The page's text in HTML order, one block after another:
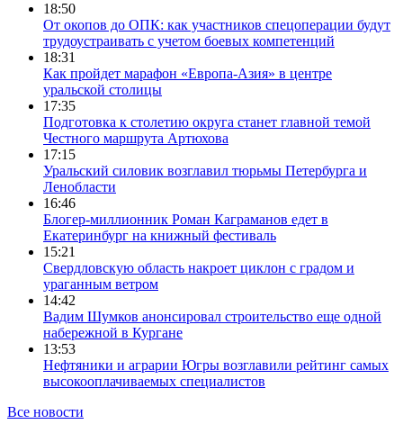
18:50
От окопов до ОПК: как участников спецоперации будут
трудоустраивать с учетом боевых компетенций
18:31
Как пройдет марафон «Европа-Азия» в центре
уральской столицы
17:35
Подготовка к столетию округа станет главной темой
Честного маршрута Артюхова
17:15
Уральский силовик возглавил тюрьмы Петербурга и
Ленобласти
16:46
Блогер-миллионник Роман Каграманов едет в
Екатеринбург на книжный фестиваль
15:21
Свердловскую область накроет циклон с градом и
ураганным ветром
14:42
Вадим Шумков анонсировал строительство еще одной
набережной в Кургане
13:53
Нефтяники и аграрии Югры возглавили рейтинг самых
высокооплачиваемых специалистов
Все новости